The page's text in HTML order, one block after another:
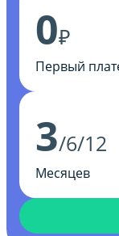
0₽
Первый
3/6/12
Месяцев